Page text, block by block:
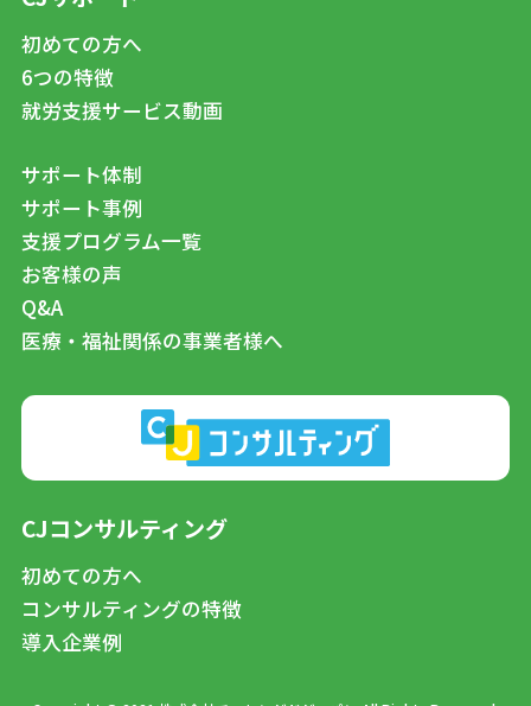
初めての方へ
6つの特徴
就労支援サービス動画
サポート体制
サポート事例
支援プログラム一覧
お客様の声
Q&A
医療・福祉関係の事業者様へ
CJコンサルティング
初めての方へ
コンサルティングの特徴
導入企業例